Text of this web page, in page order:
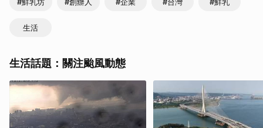
生活
生活話題：關注颱風動態